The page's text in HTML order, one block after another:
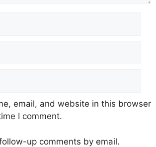
email, and website in this browser
I comment.
up comments by email.